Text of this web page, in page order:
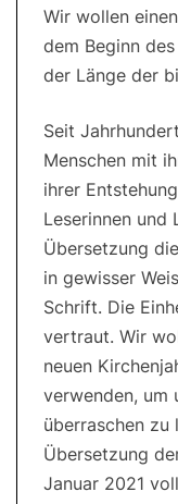
Wir wollen
dem Beginn
der Länge der
Seit
Menschen mit
ihrer
Leserinnen und
Übersetzung
in gewisser
Schrift. Die
vertraut. Wir
neuen
verwenden, um
überraschen zu
Übersetzung
Januar 2021